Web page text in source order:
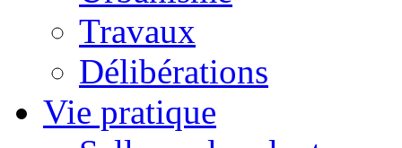
Travaux
Délibérations
Vie pratique